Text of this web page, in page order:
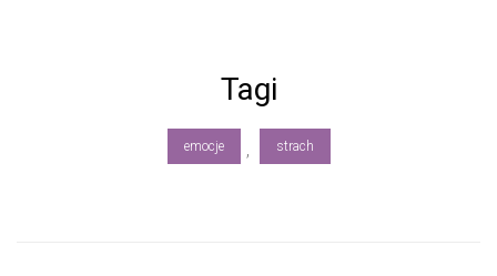
Tagi
emocje , strach